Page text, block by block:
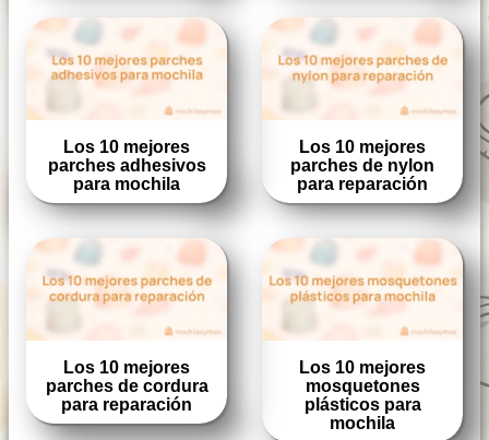
Los 10 mejores
parches adhesivos
para mochila
Los 10 mejores
parches de nylon
para reparación
Los 10 mejores
parches de cordura
para reparación
Los 10 mejores
mosquetones
plásticos para
mochila